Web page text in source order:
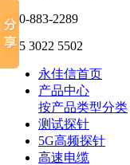
400-883-2289
135 3022 5502
永佳信首页
产品中心
按产品类型分类
测试探针
5G高频探针
高速电缆